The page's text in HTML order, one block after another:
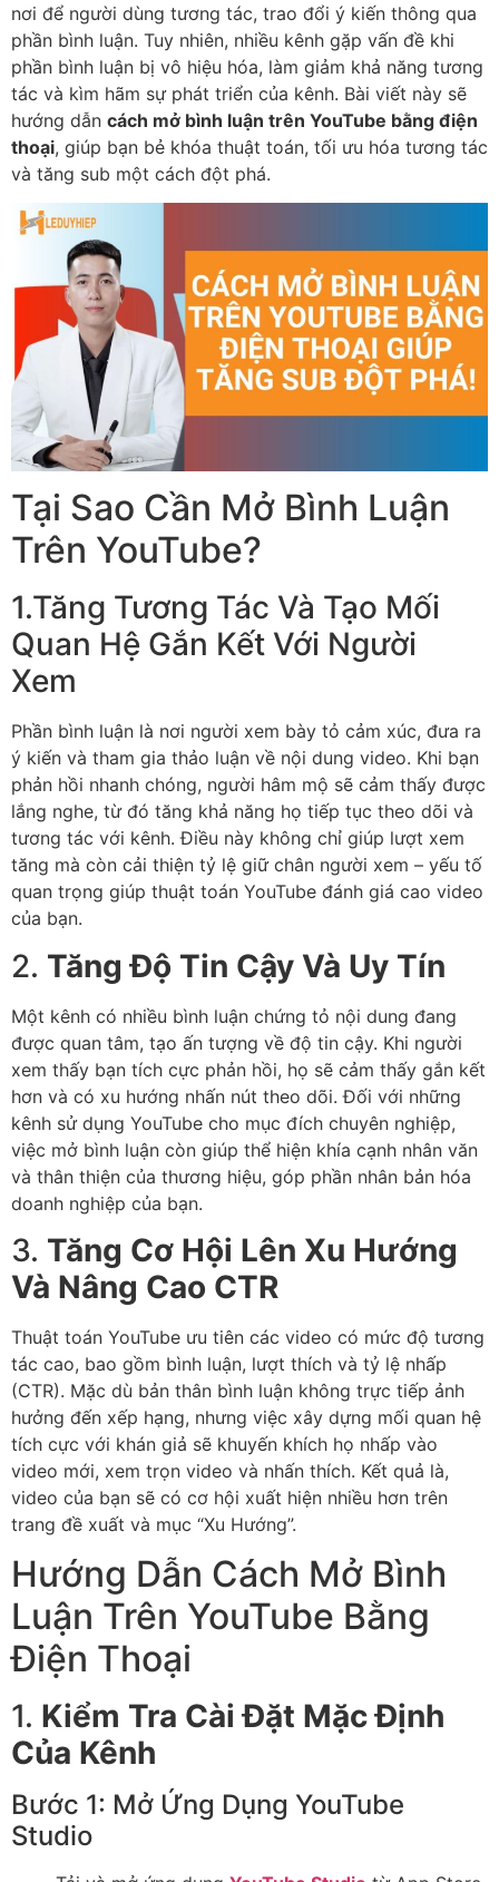
nơi để người dùng tương tác, trao đổi ý kiến thông qua
phần bình luận. Tuy nhiên, nhiều kênh gặp vấn đề khi
phần bình luận bị vô hiệu hóa, làm giảm khả năng tương
tác và kìm hãm sự phát triển của kênh. Bài viết này sẽ
hướng dẫn cách mở bình luận trên YouTube bằng điện
thoại, giúp bạn bẻ khóa thuật toán, tối ưu hóa tương tác
và tăng sub một cách đột phá.
Tại Sao Cần Mở Bình Luận
Trên YouTube?
1.Tăng Tương Tác Và Tạo Mối
Quan Hệ Gắn Kết Với Người
Xem
Phần bình luận là nơi người xem bày tỏ cảm xúc, đưa ra
ý kiến và tham gia thảo luận về nội dung video. Khi bạn
phản hồi nhanh chóng, người hâm mộ sẽ cảm thấy được
lắng nghe, từ đó tăng khả năng họ tiếp tục theo dõi và
tương tác với kênh. Điều này không chỉ giúp lượt xem
tăng mà còn cải thiện tỷ lệ giữ chân người xem – yếu tố
quan trọng giúp thuật toán YouTube đánh giá cao video
của bạn.
2. Tăng Độ Tin Cậy Và Uy Tín
Một kênh có nhiều bình luận chứng tỏ nội dung đang
được quan tâm, tạo ấn tượng về độ tin cậy. Khi người
xem thấy bạn tích cực phản hồi, họ sẽ cảm thấy gắn kết
hơn và có xu hướng nhấn nút theo dõi. Đối với những
kênh sử dụng YouTube cho mục đích chuyên nghiệp,
việc mở bình luận còn giúp thể hiện khía cạnh nhân văn
và thân thiện của thương hiệu, góp phần nhân bản hóa
doanh nghiệp của bạn.
3. Tăng Cơ Hội Lên Xu Hướng
Và Nâng Cao CTR
Thuật toán YouTube ưu tiên các video có mức độ tương
tác cao, bao gồm bình luận, lượt thích và tỷ lệ nhấp
(CTR). Mặc dù bản thân bình luận không trực tiếp ảnh
hưởng đến xếp hạng, nhưng việc xây dựng mối quan hệ
tích cực với khán giả sẽ khuyến khích họ nhấp vào
video mới, xem trọn video và nhấn thích. Kết quả là,
video của bạn sẽ có cơ hội xuất hiện nhiều hơn trên
trang đề xuất và mục “Xu Hướng”.
Hướng Dẫn Cách Mở Bình
Luận Trên YouTube Bằng
Điện Thoại
1. Kiểm Tra Cài Đặt Mặc Định
Của Kênh
Bước 1: Mở Ứng Dụng YouTube
Studio